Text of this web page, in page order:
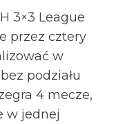
3×3 League
przez cztery
w
podziału
4 mecze,
w jednej